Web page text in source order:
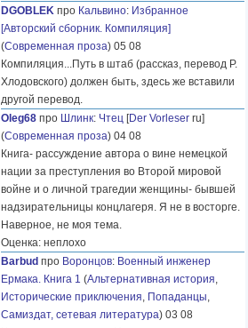
DGOBLEK про Кальвино: Избранное
[Авторский сборник. Компиляция]
(Современная проза) 05 08
Компиляция...Путь в штаб (рассказ, перевод Р.
Хлодовского) должен быть, здесь же вставили
другой перевод.
Oleg68 про Шлинк: Чтец [Der Vorleser ru]
(Современная проза) 04 08
Книга- рассуждение автора о вине немецкой
нации за преступления во Второй мировой
войне и о личной трагедии женщины- бывшей
надзирательницы концлагеря. Я не в восторге.
Наверное, не моя тема.
Оценка: неплохо
Barbud про Воронцов: Военный инженер
Ермака. Книга 1 (Альтернативная история,
Исторические приключения, Попаданцы,
Самиздат, сетевая литература) 03 08